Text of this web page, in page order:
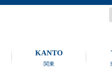
関東
KANTO